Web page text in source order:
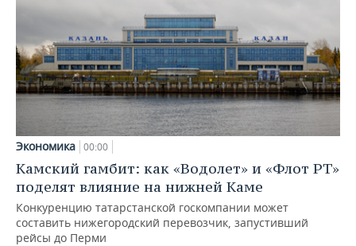
Экономика 00:00
Камский гамбит: как «Водолет» и «Флот РТ»
поделят влияние на нижней Каме
Конкуренцию татарстанской госкомпании может
составить нижегородский перевозчик, запустивший
рейсы до Перми